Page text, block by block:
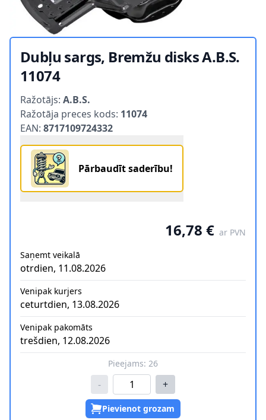
Dubļu sargs, Bremžu disks A.B.S.
11074
Product information
Ražotājs: A.B.S.
Ražotāja preces kods: 11074
EAN: 8717109724332
Pārbaudīt saderību!
16,78 € ar PVN
Saņemt veikalā
otrdien, 11.08.2026
Venipak kurjers
ceturtdien, 13.08.2026
Venipak pakomāts
trešdien, 12.08.2026
Pieejams: 26
- +
Pievienot grozam